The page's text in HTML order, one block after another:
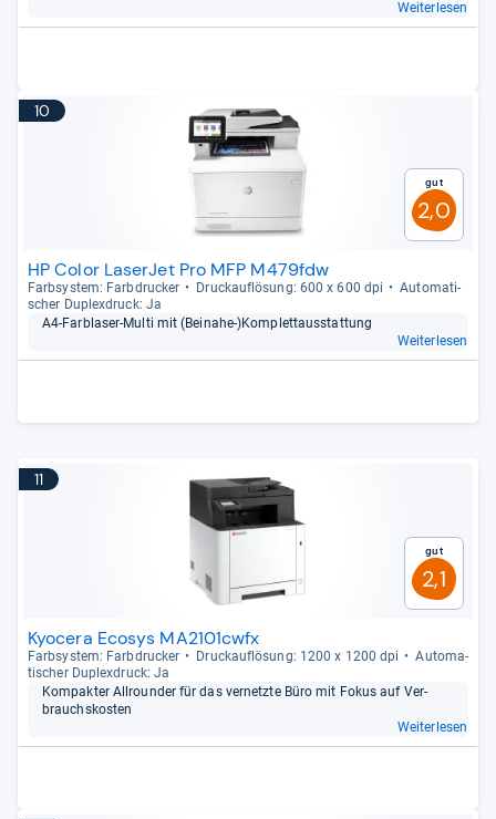
Weiterlesen
10
Gut
2,0
HP Color LaserJet Pro MFP M479fdw
Farb­sys­tem: Farb­dru­cker Druck­auf­lö­sung: 600 x 600 dpi
Auto­ma­ti­
scher Duplex­druck: Ja
A4-​Farbla­ser-​Multi mit (Bei­nahe-​)Kom­plet­taus­stat­tung
Weiterlesen
11
Gut
2,1
Kyocera Ecosys MA2101cwfx
Farb­sys­tem: Farb­dru­cker Druck­auf­lö­sung: 1200 x 1200 dpi
Auto­ma­
ti­scher Duplex­druck: Ja
Kom­pak­ter All­roun­der für das ver­netzte Büro mit Fokus auf Ver­
brauchs­kos­ten
Weiterlesen